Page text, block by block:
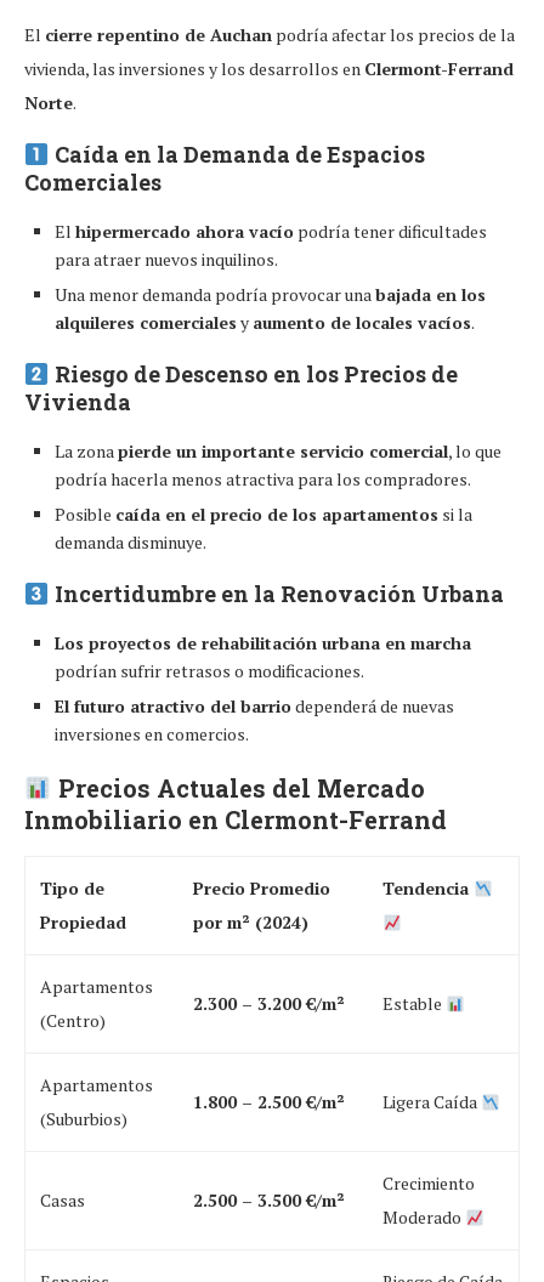
El cierre repentino de Auchan podría afectar los precios de la
vivienda, las inversiones y los desarrollos en Clermont-Ferrand
Norte.
Caída en la Demanda de Espacios
Comerciales
El hipermercado ahora vacío podría tener dificultades
para atraer nuevos inquilinos.
Una menor demanda podría provocar unabajada en los
alquileres comerciales y aumento de locales vacíos.
Riesgo de Descenso en los Precios de
Vivienda
La zonapierde un importante servicio comercial, lo que
podría hacerla menos atractiva para los compradores.
Posible caída en el precio de los apartamentos si la
demanda disminuye.
Incertidumbre en la Renovación Urbana
Los proyectos de rehabilitación urbana en marcha
podrían sufrir retrasos o modificaciones.
El futuro atractivo del barriodependerá de nuevas
inversiones en comercios.
Precios Actuales del Mercado
Inmobiliario en Clermont-Ferrand
Tipo de
Propiedad
Precio Promedio
por m² (2024)
Tendencia
Apartamentos
(Centro)
2.300 – 3.200 €/m² Estable
Apartamentos
(Suburbios)
1.800 – 2.500 €/m² Ligera Caída
Casas 2.500 – 3.500 €/m²
Crecimiento
Moderado